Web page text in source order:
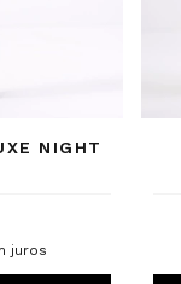
NIGHT
juros